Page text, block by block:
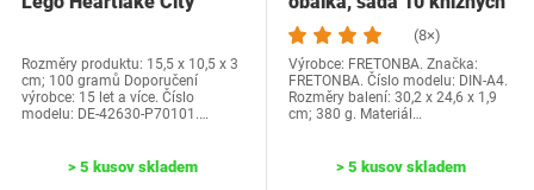
Rozměry produktu: 15,5 x 10,5 x 3
cm; 100 gramů Doporučení
výrobce: 15 let a více. Číslo
modelu: DE-42630-P70101.…
> 5 kusov skladem
dosiek, priehľadné…
(8×)
Výrobce: FRETONBA. Značka:
FRETONBA. Číslo modelu: DIN-A4.
Rozměry balení: 30,2 x 24,6 x 1,9
cm; 380 g. Materiál…
> 5 kusov skladem